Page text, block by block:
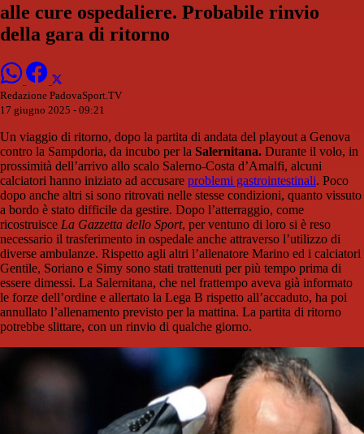
alle cure ospedaliere. Probabile rinvio
della gara di ritorno
Redazione PadovaSport.TV
17 giugno 2025 - 09:21
Un viaggio di ritorno, dopo la partita di andata del playout a Genova
contro la Sampdoria, da incubo per la Salernitana. Durante il volo, in
prossimità dell’arrivo allo scalo Salerno-Costa d’Amalfi, alcuni
calciatori hanno iniziato ad accusare problemi gastrointestinali. Poco
dopo anche altri si sono ritrovati nelle stesse condizioni, quanto vissuto
a bordo è stato difficile da gestire. Dopo l’atterraggio, come
ricostruisce La Gazzetta dello Sport, per ventuno di loro si è reso
necessario il trasferimento in ospedale anche attraverso l’utilizzo di
diverse ambulanze. Rispetto agli altri l’allenatore Marino ed i calciatori
Gentile, Soriano e Simy sono stati trattenuti per più tempo prima di
essere dimessi. La Salernitana, che nel frattempo aveva già informato
le forze dell’ordine e allertato la Lega B rispetto all’accaduto, ha poi
annullato l’allenamento previsto per la mattina. La partita di ritorno
potrebbe slittare, con un rinvio di qualche giorno.